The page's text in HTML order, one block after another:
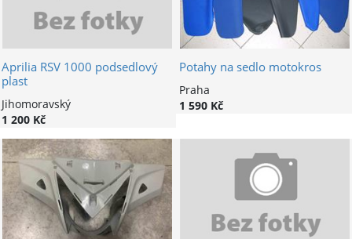
Aprilia RSV 1000 podsedlový
plast
Jihomoravský
1 200 Kč
Potahy na sedlo motokros
Praha
1 590 Kč